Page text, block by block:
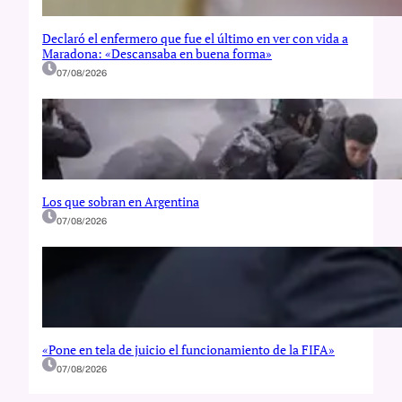
Declaró el enfermero que fue el último en ver con vida a
Maradona: «Descansaba en buena forma»
07/08/2026
Los que sobran en Argentina
07/08/2026
«Pone en tela de juicio el funcionamiento de la FIFA»
07/08/2026